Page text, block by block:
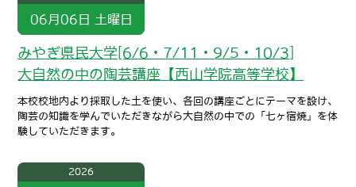
06月06日 土曜日
みやぎ県民大学[6/6・7/11・9/5・10/3]
大自然の中の陶芸講座【西山学院高等学校】
本校校地内より採取した土を使い、各回の講座ごとにテーマを設け、
陶芸の知識を学んでいただきながら大自然の中での「七ヶ宿焼」を体
験していただきます。
2026